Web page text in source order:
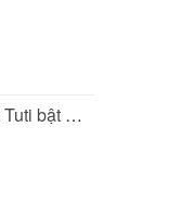
Lần đầu Bé Tuti bật mí bí mật về...